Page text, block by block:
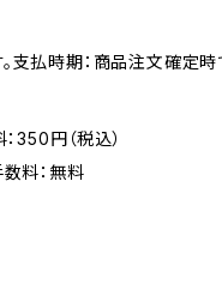
支払時期：商品注文確定
350円（税込）
料：無料